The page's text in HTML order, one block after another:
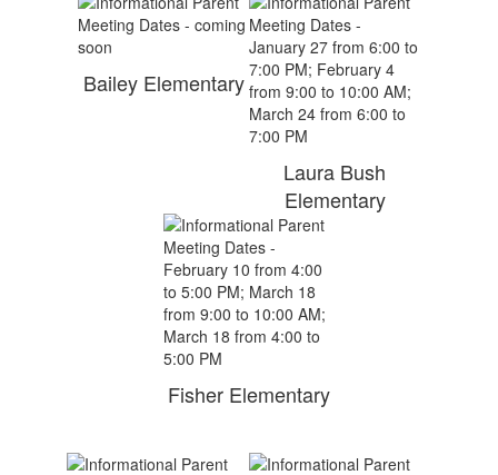
Bailey Elementary
Laura Bush
Elementary
Fisher Elementary